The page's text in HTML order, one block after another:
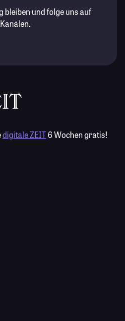
bleiben und folge uns auf
digitale ZEIT6 Wochen gratis!